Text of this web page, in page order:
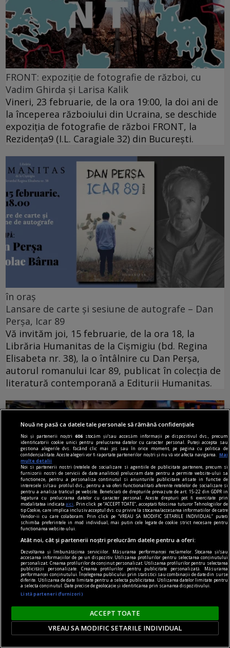
FRONT: expoziție de fotografie de război, cu
Vadim Ghirda și Larisa Kalik
Vineri, 23 februarie, de la ora 19:00, la doi ani de
la începerea războiului din Ucraina, se deschide
expoziția de fotografie de război FRONT, la
Rezidența9 (I.L. Caragiale 32) din București.
în oraș
Lansare de carte și sesiune de autografe – Dan
Perșa, Icar 89
Vă invităm joi, 15 februarie, de la ora 18, la
Librăria Humanitas de la Cişmigiu (bd. Regina
Elisabeta nr. 38), la o întâlnire cu Dan Perșa,
autorul romanului Icar 89, publicat în colecția de
literatură contemporană a Editurii Humanitas.
pentru poezie
Sfidarea convențiilor
O. Nimigean nu doar acordă cititorului acces la
realitatea distorsionată pe care o asamblează, ci
îl face parte integrantă a acesteia.
Nouă ne pasă ca datele tale personale să rămână confidențiale
Noi și partenerii noștri606 stocăm și/sau accesăm informații pe dispozitivul dvs., precum
identificatorii cookie unici pentru prelucrarea datelor cu caracter personal. Puteți accepta sau
gestiona alegerile dvs. făcând clic mai jos sau în orice moment, pe pagina cu politica de
confidențialitate. Aceste alegeri vor fi raportate partenerilor noștri și nu vă vor afecta navigarea.
Mai
multe detalii
Noi si partenerii nostri (retelele de socializare si agentiile de publicitate partenere, precum si
furnizorii nostri de servicii de date analitice) prelucram date pentru a permite website-ului sa
functioneze, pentru a personaliza continutul si anunturile publicitare afisate in functie de
interesele si/sau profilul dvs., pentru a va oferi functionalitati aferente retelelor de socializare si
pentru a analiza traficul pe website. Beneficiati de drepturile prevazute de art. 15-22 din GDPR in
legatura cu prelucrarea datelor cu caracter personal. Aceste drepturi pot fi exercitate prin
modalitatea indicataaici
. Prin click pe “ACCEPT TOATE”, acceptati folosirea tuturor Tehnologiilor de
tip Cookie, care implica inclusiv acceptul dvs. cu privire la stocarea/accesarea informatiilor de catre
Vendor-ii cu care colaboram. Prin click pe “VREAU SA MODIFIC SETARILE INDIVIDUAL” puteti
schimba preferintele in mod individual, mai putin cele legate de cookie strict necesare pentru
functionarea website-ului.
Atât noi, cât și partenerii noștri prelucrăm datele pentru a oferi:
Dezvoltarea și îmbunătățirea serviciilor. Măsurarea performanței reclamelor. Stocarea și/sau
accesarea informațiilor de pe un dispozitiv. Utilizarea profilurilor pentru selectarea conținutului
personalizat. Crearea profilurilor de conținut personalizat. Utilizarea profilurilor pentru selectarea
publicității personalizate. Crearea profilurilor pentru publicitate personalizată. Măsurarea
performanței conținutului. Înțelegerea publicului prin statistici sau combinații de date din surse
diferite. Utilizarea de date limitate pentru a selecta publicitatea. Utilizarea datelor limitate pentru
a selecta conținutul. Date precise de geolocație și identificarea prin scanarea dispozitivului.
Listă parteneri (furnizori)
ACCEPT TOATE
VREAU SA MODIFIC SETARILE INDIVIDUAL